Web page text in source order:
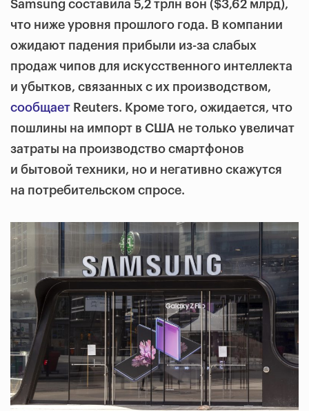
Samsung составила 5,2 трлн вон ($3,62 млрд),
что ниже уровня прошлого года. В компании
ожидают падения прибыли из-за слабых
продаж чипов для искусственного интеллекта
и убытков, связанных с их производством,
сообщает Reuters. Кроме того, ожидается, что
пошлины на импорт в США не только увеличат
затраты на производство смартфонов
и бытовой техники, но и негативно скажутся
на потребительском спросе.